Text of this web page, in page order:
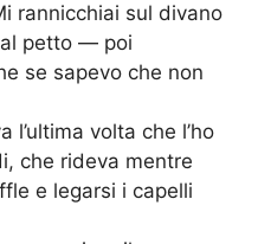
rannicchiai sul divano
petto — poi
se sapevo che non
l’ultima volta che l’ho
che rideva mentre
e legarsi i capelli